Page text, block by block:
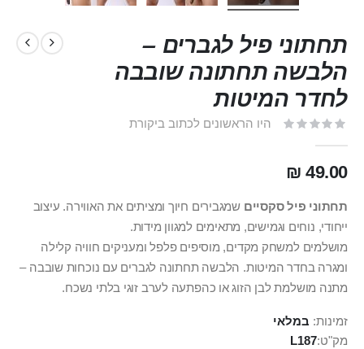
תחתוני פיל לגברים –
הלבשה תחתונה שובבה
לחדר המיטות
היו הראשונים לכתוב ביקורת
49.00 ₪
תחתוני פיל סקסיים שמגבירים חיוך ומציתים את האווירה. עיצוב
ייחודי, נוחים וגמישים, מתאימים למגוון מידות.
מושלמים למשחק מקדים, מוסיפים פלפל ומעניקים חוויה קלילה
ומגרה בחדר המיטות. הלבשה תחתונה לגברים עם נוכחות שובבה –
מתנה מושלמת לבן הזוג או כהפתעה לערב זוגי בלתי נשכח.
זמינות: במלאי
מק"ט L187